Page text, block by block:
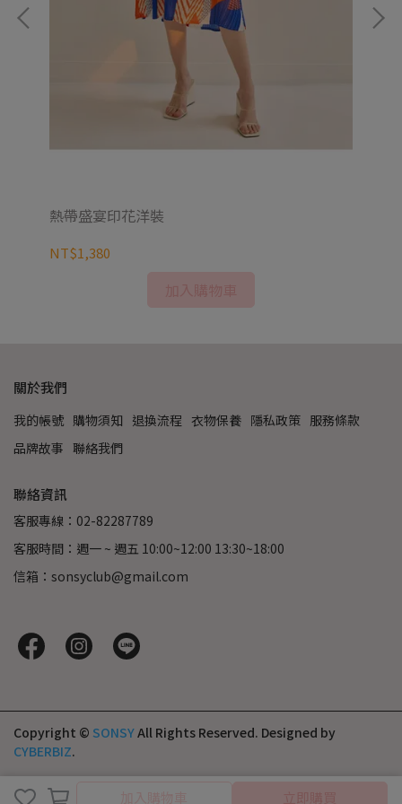
熱帶盛宴印花洋裝
NT$1,380
關於我們
我的帳號 購物須知 退換流程 衣物保養 隱私政策 服務條款
品牌故事 聯絡我們
聯絡資訊
客服專線：02-82287789
客服時間：週一 ~ 週五 10:00~12:00 13:30~18:00
信箱：sonsyclub@gmail.com
Copyright © SONSYAll Rights Reserved. Designed by
CYBERBIZ.